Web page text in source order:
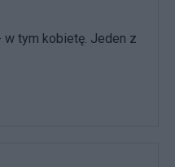
w tym kobietę. Jeden z